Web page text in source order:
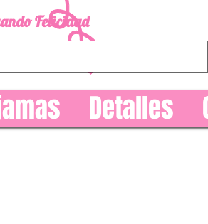
Felicidad
Detalles